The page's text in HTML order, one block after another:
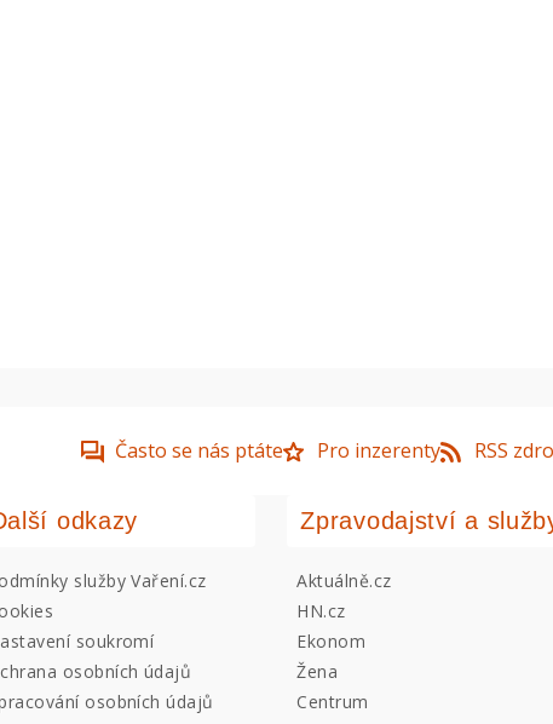
Často se nás ptáte Pro inzerenty RSS
odkazy
služby Vaření.cz
soukromí
osobních údajů
osobních údajů
Zpravodajství a
Aktuálně.cz
HN.cz
Ekonom
Žena
Centrum